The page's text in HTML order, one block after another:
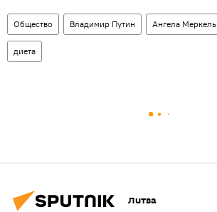
Общество Владимир Путин Ангела Меркель
диета
Литва